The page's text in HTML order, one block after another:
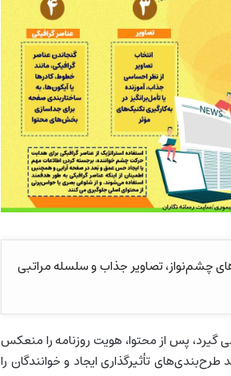
چشم‌نواز، تصاویر جذاب و سلسله مراتبی
پس از محتوا، هویت روزنامه را منعکس
تأثیرگذاری ایجاد و خوانندگان را